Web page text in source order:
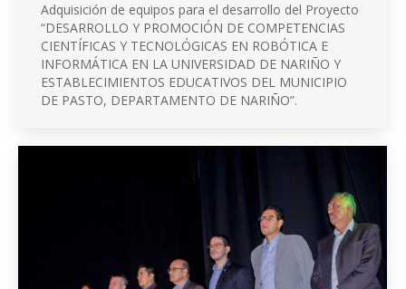
Adquisición de equipos para el desarrollo del Proyecto
“DESARROLLO Y PROMOCIÓN DE COMPETENCIAS
CIENTÍFICAS Y TECNOLÓGICAS EN ROBÓTICA E
INFORMÁTICA EN LA UNIVERSIDAD DE NARIÑO Y
ESTABLECIMIENTOS EDUCATIVOS DEL MUNICIPIO
DE PASTO, DEPARTAMENTO DE NARIÑO”.